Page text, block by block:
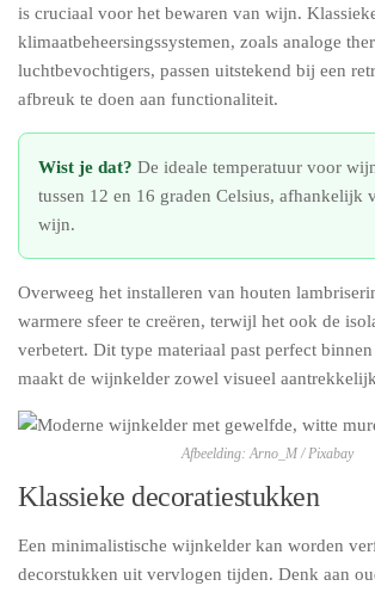
is cruciaal voor het bewaren van wijn.
klimaatbeheersingssystemen, zoals analoge
luchtbevochtigers, passen uitstekend bij een
afbreuk te doen aan functionaliteit.
Wist je dat? De ideale temperatuur voor
tussen 12 en 16 graden Celsius, afhankelijk
wijn.
Overweeg het installeren van houten
warmere sfeer te creëren, terwijl het ook de
verbetert. Dit type materiaal past perfect
maakt de wijnkelder zowel visueel
Afbeelding: Arno_M / Pixabay
Klassieke decoratiestukken
Een minimalistische wijnkelder kan worden
decorstukken uit vervlogen tijden. Denk aan